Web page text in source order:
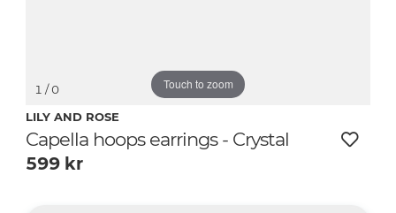
Touch to zoom
1 / 0
LILY AND ROSE
Capella hoops earrings - Crystal
599 kr